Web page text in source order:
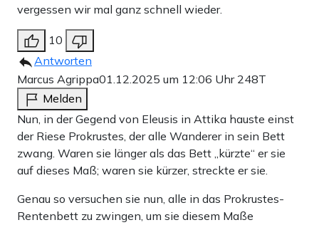
vergessen wir mal ganz schnell wieder.
10
Antworten
Marcus Agrippa01.12.2025 um 12:06 Uhr 248T
Melden
Nun, in der Gegend von Eleusis in Attika hauste einst
der Riese Prokrustes, der alle Wanderer in sein Bett
zwang. Waren sie länger als das Bett „kürzte“ er sie
auf dieses Maß; waren sie kürzer, streckte er sie.
Genau so versuchen sie nun, alle in das Prokrustes-
Rentenbett zu zwingen, um sie diesem Maße